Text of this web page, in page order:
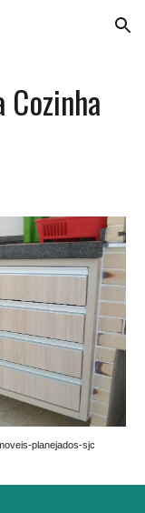
Skip to navigation
Cozinha
planejados-sjc